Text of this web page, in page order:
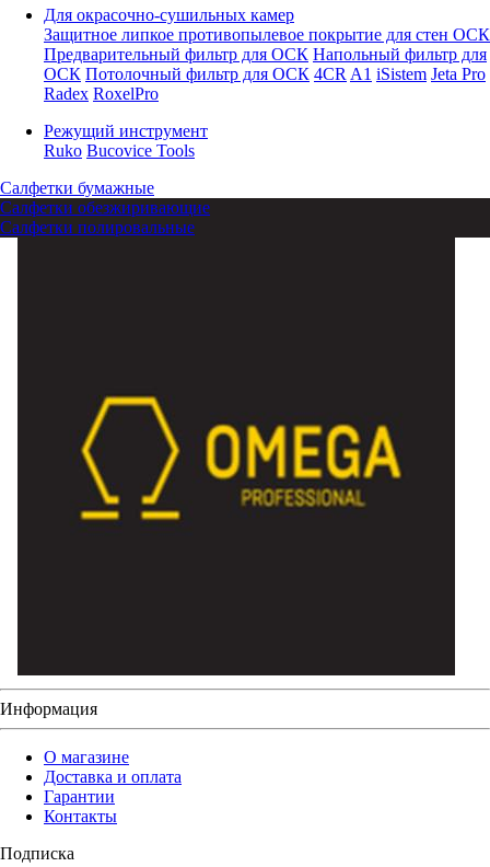
Для окрасочно-сушильных камер
Защитное липкое противопылевое покрытие для стен ОСК
Предварительный фильтр для ОСК Напольный фильтр для
ОСК Потолочный фильтр для ОСК 4CR A1 iSistem Jeta Pro
Radex RoxelPro
Режущий инструмент
Ruko Bucovice Tools
Салфетки бумажные
Салфетки обезжиривающие
Салфетки полировальные
Информация
О магазине
Доставка и оплата
Гарантии
Контакты
Подписка